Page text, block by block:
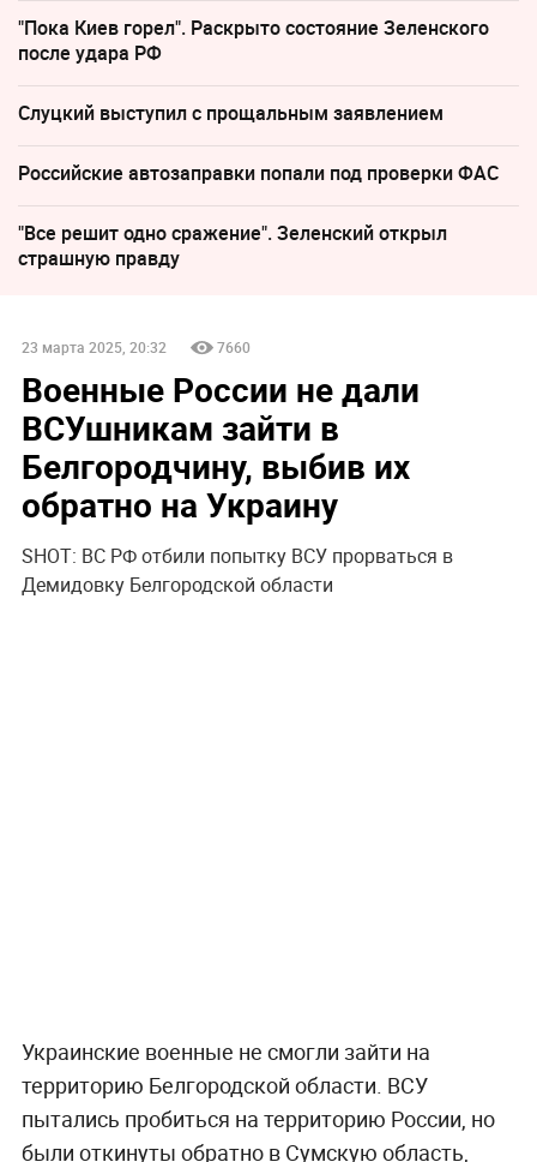
"Пока Киев горел". Раскрыто состояние Зеленского
после удара РФ
Слуцкий выступил с прощальным заявлением
Российские автозаправки попали под проверки ФАС
"Все решит одно сражение". Зеленский открыл
страшную правду
23 марта 2025, 20:32 7660
Военные России не дали
ВСУшникам зайти в
Белгородчину, выбив их
обратно на Украину
SHOT: ВС РФ отбили попытку ВСУ прорваться в
Демидовку Белгородской области
Украинские военные не смогли зайти на
территорию Белгородской области. ВСУ
пытались пробиться на территорию России, но
были откинуты обратно в Сумскую область,